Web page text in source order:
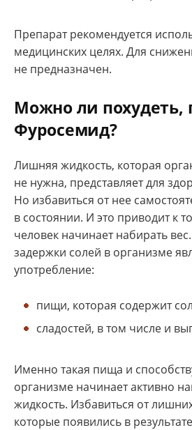
Препарат рекомендуется
медицинских целях. Для
не предназначен.
Можно ли похудеть,
Фуросемид?
Лишняя жидкость, которая
не нужна, представляет для
Но избавиться от нее
в состоянии. И это приводит к
человек начинает набирать
задержки солей в организме
употребление:
пищи, которая содержит
сладостей, в том числе и
Именно такая пища и
организме начинает активно
жидкость. Избавиться от
которые появились в